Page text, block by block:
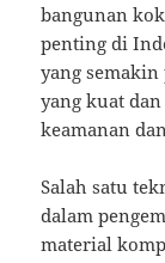
bangunan
penting di
yang
yang kuat
keamanan
Salah satu
dalam
material